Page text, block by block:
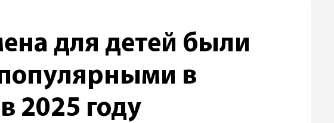
для детей были
в
2025 году